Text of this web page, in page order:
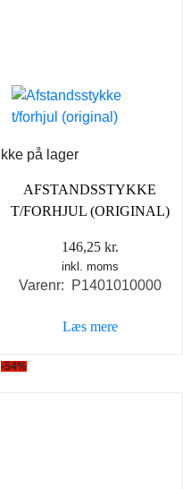
Ikke på lager
AFSTANDSSTYKKE
T/FORHJUL (ORIGINAL)
146,25 kr.
inkl. moms
Varenr: P1401010000
Læs mere
-54%